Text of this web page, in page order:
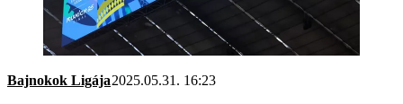
Bajnokok Ligája2025.05.31. 16:23